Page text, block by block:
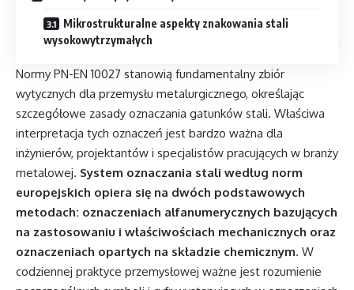
Mikrostrukturalne aspekty znakowania stali
wysokowytrzymałych
Normy PN-EN 10027 stanowią fundamentalny zbiór
wytycznych dla przemysłu metalurgicznego, określając
szczegółowe zasady oznaczania gatunków stali. Właściwa
interpretacja tych oznaczeń jest bardzo ważna dla
inżynierów, projektantów i specjalistów pracujących w branży
metalowej. System oznaczania stali według norm
europejskich opiera się na dwóch podstawowych
metodach: oznaczeniach alfanumerycznych bazujących
na zastosowaniu i właściwościach mechanicznych oraz
oznaczeniach opartych na składzie chemicznym. W
codziennej praktyce przemysłowej ważne jest rozumienie